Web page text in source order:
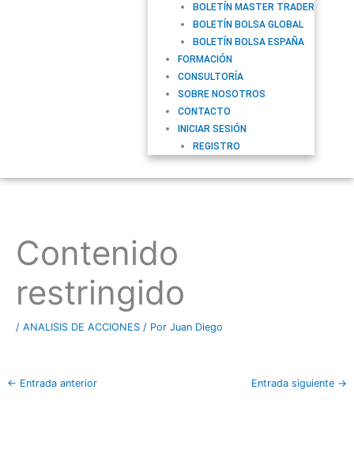
BOLETÍN MASTER TRADER
BOLETÍN BOLSA GLOBAL
BOLETÍN BOLSA ESPAÑA
FORMACIÓN
CONSULTORÍA
SOBRE NOSOTROS
CONTACTO
INICIAR SESIÓN
REGISTRO
Contenido
restringido
/ ANALISIS DE ACCIONES/ Por Juan Diego
← Entrada anterior Entrada siguiente →